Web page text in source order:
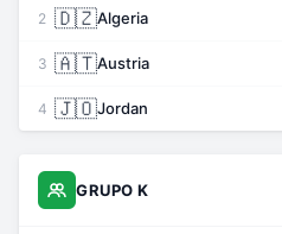
2 🇩🇿Algeria
3 🇦🇹Austria
4 🇯🇴Jordan
GRUPO K